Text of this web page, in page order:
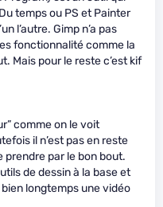
temps ou PS et Painter
l’autre. Gimp n’a pas
fonctionnalité comme la
Mais pour le reste c’est kif
comme on le voit
il n’est pas en reste
par le bon bout.
de dessin à la base et
longtemps une vidéo